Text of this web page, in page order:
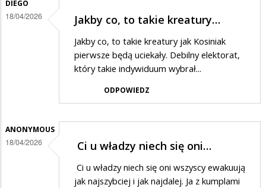
DIEGO
18/04/2026 Jakby co, to takie kreatury…
Jakby co, to takie kreatury jak Kosiniak
pierwsze będą uciekały. Debilny elektorat,
który takie indywiduum wybrał...
ODPOWIEDZ
ANONYMOUS
18/04/2026 Ci u władzy niech się oni…
Ci u władzy niech się oni wszyscy ewakuują
jak najszybciej i jak najdalej. Ja z kumplami